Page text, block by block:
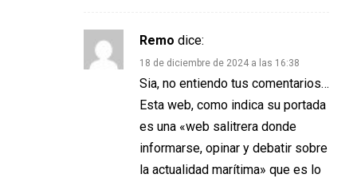
Remo dice:
18 de diciembre de 2024 a las 16:38
Sia, no entiendo tus comentarios…
Esta web, como indica su portada
es una «web salitrera donde
informarse, opinar y debatir sobre
la actualidad marítima» que es lo